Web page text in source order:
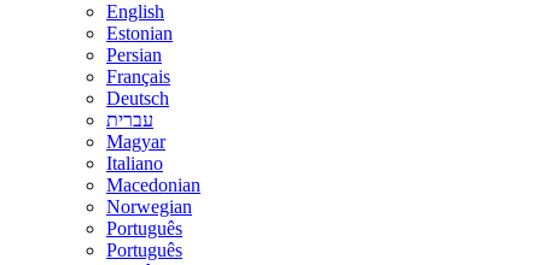
English
Estonian
Persian
Français
Deutsch
עברית
Magyar
Italiano
Macedonian
Norwegian
Português
Português